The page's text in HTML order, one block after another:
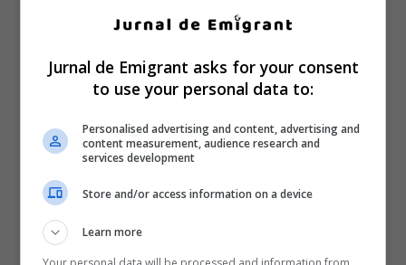
Jurnal de Emigrant asks for your consent
to use your personal data to:
Personalised advertising and content, advertising and
content measurement, audience research and
services development
Store and/or access information on a device
Learn more